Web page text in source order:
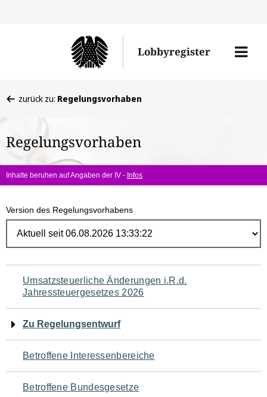
Lobbyregister
Menü
befinden
hier:
zurück zu: Regelungsvorhaben
Regelungsvorhaben
Inhalte beruhen auf Angaben der IV - Infos
Version des Regelungsvorhabens
Navigation
für
den
Seiteninhalt
Umsatzsteuerliche Änderungen i.R.d.
Jahressteuergesetzes 2026
Zu Regelungsentwurf
Betroffene Interessenbereiche
Betroffene Bundesgesetze